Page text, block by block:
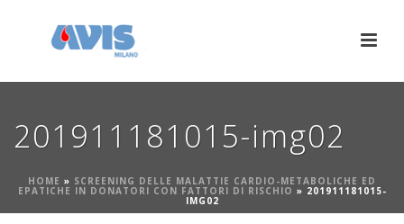
201911181015-img02
HOME » SCREENING DELLE MALATTIE CARDIO-METABOLICHE ED
EPATICHE IN DONATORI CON FATTORI DI RISCHIO » 201911181015-
IMG02